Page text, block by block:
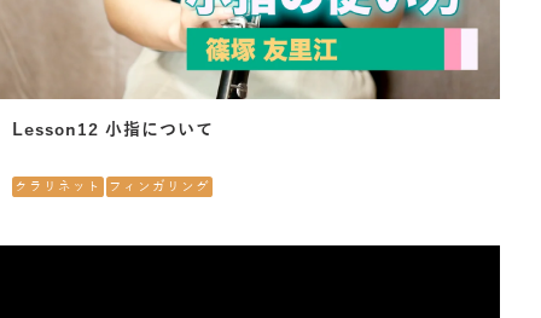
Lesson12 小指について
クラリネット フィンガリング